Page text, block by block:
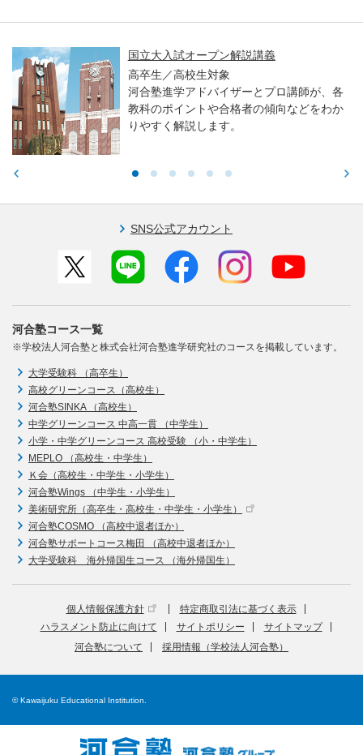
国立大入試オープン解説講義
高卒生／高校生対象
河合塾進学アドバイザーとプロ講師が、各
教科のポイントや合格者の傾向などをわか
りやすく解説します。
SNS公式アカウント
河合塾コース一覧
※学校法人河合塾と株式会社河合塾進学研究社のコースを掲載しています。
大学受験科 （高卒生）
高校グリーンコース（高校生）
河合塾SINKA （高校生）
中学グリーンコース 中高一貫 （中学生）
小学・中学グリーンコース 高校受験 （小・中学生）
MEPLO （高校生・中学生）
Ｋ会（高校生・中学生・小学生）
河合塾Wings （中学生・小学生）
美術研究所（高卒生・高校生・中学生・小学生）
河合塾COSMO （高校中退者ほか）
河合塾サポートコース梅田 （高校中退者ほか）
大学受験科 海外帰国生コース （海外帰国生）
個人情報保護方針
特定商取引法に基づく表示
ハラスメント防止に向けて
サイトポリシー
サイトマップ
河合塾について
採用情報（学校法人河合塾）
© Kawaijuku Educational Institution.